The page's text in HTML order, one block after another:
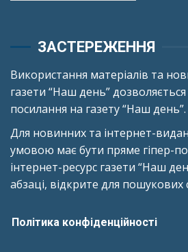
ЗАСТЕРЕЖЕННЯ
Використання матеріалів та
газети “Наш день”
посилання на газету “Наш день”.
Для новинних та інтернет-
умовою має бути пряме гіпер-
інтернет-ресурс газети “Наш
абзаці, відкрите для пошукових
Політика конфіденційності